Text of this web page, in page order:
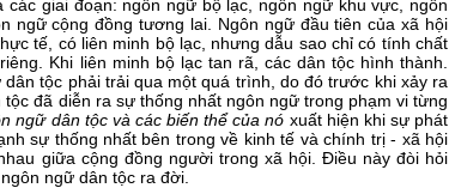
giai đoạn: ngôn ngữ bộ lạc, ngôn ngữ khu vực, ngôn
ngữ cộng đồng tương lai. Ngôn ngữ đầu tiên của xã hội
thực tế, có liên minh bộ lạc, nhưng dẫu sao chỉ có tính chất
Khi liên minh bộ lạc tan rã, các dân tộc hình thành.
tộc phải trải qua một quá trình, do đó trước khi xảy ra
đã diễn ra sự thống nhất ngôn ngữ trong phạm vi từng
ngữ dân tộc và các biến thể của nó xuất hiện khi sự phát
sự thống nhất bên trong về kinh tế và chính trị - xã hội
giữa cộng đồng người trong xã hội. Điều này đòi hỏi
ngôn ngữ dân tộc ra đời.